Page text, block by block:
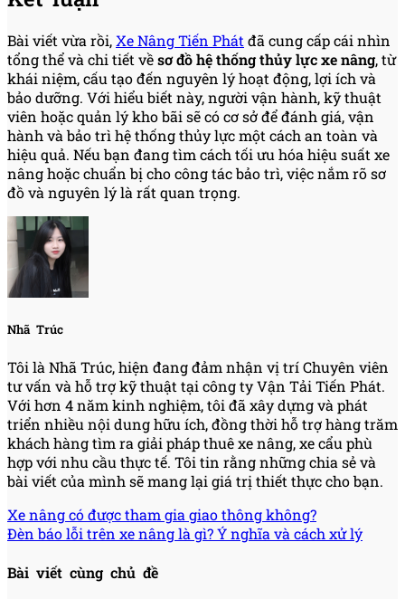
Bài viết vừa rồi, Xe Nâng Tiến Phát đã cung cấp cái nhìn
tổng thể và chi tiết vềsơ đồ hệ thống thủy lực xe nâng, từ
khái niệm, cấu tạo đến nguyên lý hoạt động, lợi ích và
bảo dưỡng. Với hiểu biết này, người vận hành, kỹ thuật
viên hoặc quản lý kho bãi sẽ có cơ sở để đánh giá, vận
hành và bảo trì hệ thống thủy lực một cách an toàn và
hiệu quả. Nếu bạn đang tìm cách tối ưu hóa hiệu suất xe
nâng hoặc chuẩn bị cho công tác bảo trì, việc nắm rõ sơ
đồ và nguyên lý là rất quan trọng.
Nhã Trúc
Tôi là Nhã Trúc, hiện đang đảm nhận vị trí Chuyên viên
tư vấn và hỗ trợ kỹ thuật tại công ty Vận Tải Tiến Phát.
Với hơn 4 năm kinh nghiệm, tôi đã xây dựng và phát
triển nhiều nội dung hữu ích, đồng thời hỗ trợ hàng trăm
khách hàng tìm ra giải pháp thuê xe nâng, xe cẩu phù
hợp với nhu cầu thực tế. Tôi tin rằng những chia sẻ và
bài viết của mình sẽ mang lại giá trị thiết thực cho bạn.
Xe nâng có được tham gia giao thông không?
Đèn báo lỗi trên xe nâng là gì? Ý nghĩa và cách xử lý
Bài viết cùng chủ đề